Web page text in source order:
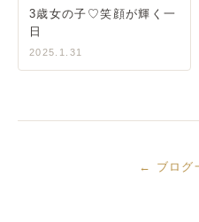
3歳女の子♡笑顔が輝く一
日
2025.1.31
← ブログ